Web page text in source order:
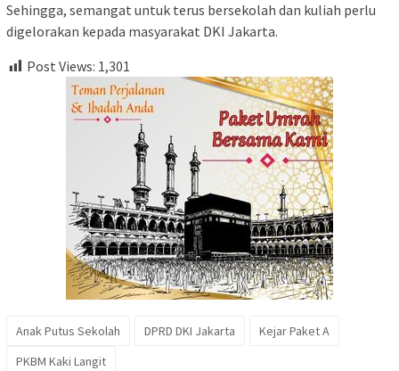
Sehingga, semangat untuk terus bersekolah dan kuliah perlu
digelorakan kepada masyarakat DKI Jakarta.
Post Views: 1,301
Anak Putus Sekolah DPRD DKI Jakarta
Kejar Paket A
PKBM Kaki Langit